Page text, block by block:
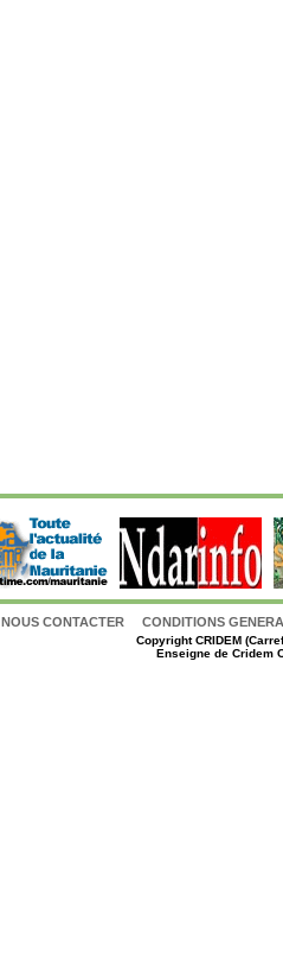
NOUS CONTACTER CONDITIONS
CopyrightCRIDEM
Enseigne de Cridem